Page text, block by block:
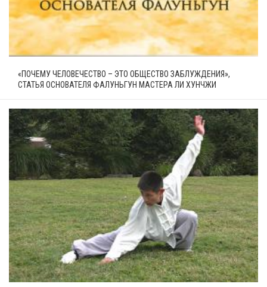
«ПОЧЕМУ ЧЕЛОВЕЧЕСТВО – ЭТО ОБЩЕСТВО ЗАБЛУЖДЕНИЯ»,
СТАТЬЯ ОСНОВАТЕЛЯ ФАЛУНЬГУН МАСТЕРА ЛИ ХУНЧЖИ